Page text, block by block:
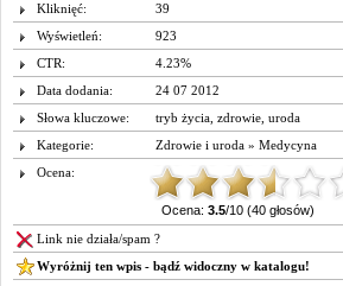
Kliknięć:
39
Wyświetleń:
923
CTR:
4.23%
Data dodania:
24 07 2012
Słowa kluczowe:
tryb życia zdrowie uroda
Kategorie:
Zdrowie i uroda » Medycyna
Ocena:
Ocena: 3.5/10 (40 głosów)
Link nie działa/spam ?
Wyróżnij ten wpis - bądź widoczny w katalogu!